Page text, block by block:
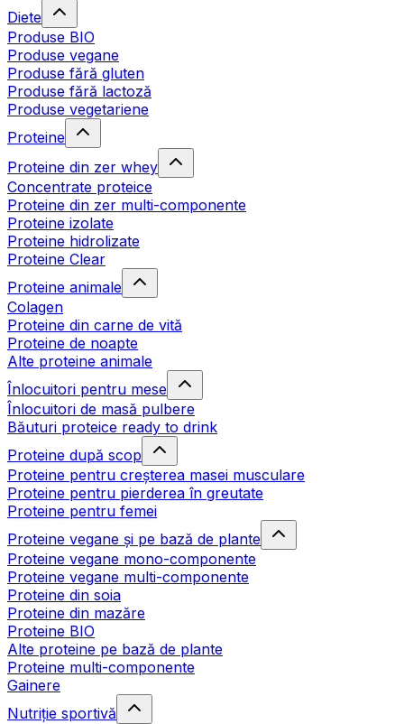
Diete
Produse BIO
Produse vegane
Produse fără gluten
Produse fără lactoză
Produse vegetariene
Proteine
Proteine din zer whey
Concentrate proteice
Proteine din zer multi-componente
Proteine izolate
Proteine hidrolizate
Proteine Clear
Proteine animale
Colagen
Proteine din carne de vită
Proteine de noapte
Alte proteine animale
Înlocuitori pentru mese
Înlocuitori de masă pulbere
Băuturi proteice ready to drink
Proteine după scop
Proteine pentru creșterea masei musculare
Proteine pentru pierderea în greutate
Proteine pentru femei
Proteine vegane și pe bază de plante
Proteine vegane mono-componente
Proteine vegane multi-componente
Proteine din soia
Proteine din mazăre
Proteine BIO
Alte proteine pe bază de plante
Proteine multi-componente
Gainere
Nutriție sportivă